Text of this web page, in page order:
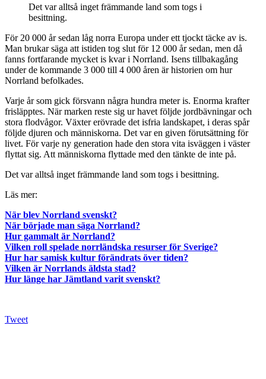
Det var alltså inget främmande land som togs i
besittning.
För 20 000 år sedan låg norra Europa under ett tjockt täcke av is.
Man brukar säga att istiden tog slut för 12 000 år sedan, men då
fanns fortfarande mycket is kvar i Norrland. Isens tillbakagång
under de kommande 3 000 till 4 000 åren är historien om hur
Norrland befolkades.
Varje år som gick försvann några hundra meter is. Enorma krafter
frisläpptes. När marken reste sig ur havet följde jordbävningar och
stora flodvågor. Växter erövrade det isfria landskapet, i deras spår
följde djuren och människorna. Det var en given förutsättning för
livet. För varje ny generation hade den stora vita isväggen i väster
flyttat sig. Att människorna flyttade med den tänkte de inte på.
Det var alltså inget främmande land som togs i besittning.
Läs mer:
När blev Norrland svenskt?
När började man säga Norrland?
Hur gammalt är Norrland?
Vilken roll spelade norrländska resurser för Sverige?
Hur har samisk kultur förändrats över tiden?
Vilken är Norrlands äldsta stad?
Hur länge har Jämtland varit svenskt?
Tweet